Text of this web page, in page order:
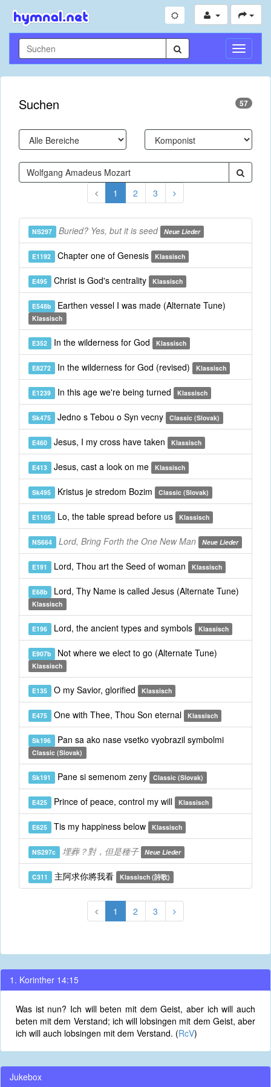
Suchen 57
1 2 3
NS297 Buried? Yes, but it is seed Neue Lieder
E1192 Chapter one of Genesis Klassisch
E495 Christ is God's centrality Klassisch
E548b Earthen vessel I was made (Alternate Tune)
Klassisch
E352 In the wilderness for God Klassisch
E8272 In the wilderness for God (revised) Klassisch
E1239 In this age we're being turned Klassisch
Sk475 Jedno s Tebou o Syn vecny Classic (Slovak)
E460 Jesus, I my cross have taken Klassisch
E413 Jesus, cast a look on me Klassisch
Sk495 Kristus je stredom Bozim Classic (Slovak)
E1105 Lo, the table spread before us Klassisch
NS664 Lord, Bring Forth the One New Man Neue Lieder
E191 Lord, Thou art the Seed of woman Klassisch
E68b Lord, Thy Name is called Jesus (Alternate Tune)
Klassisch
E196 Lord, the ancient types and symbols Klassisch
E907b Not where we elect to go (Alternate Tune)
Klassisch
E135 O my Savior, glorified Klassisch
E475 One with Thee, Thou Son eternal Klassisch
Sk196 Pan sa ako nase vsetko vyobrazil symbolmi
Classic (Slovak)
Sk191 Pane si semenom zeny Classic (Slovak)
E425 Prince of peace, control my will Klassisch
E625 Tis my happiness below Klassisch
NS297c 埋葬？對，但是種子 Neue Lieder
C311 主阿求你將我看 Klassisch (詩歌)
1 2 3
1. Korinther 14:15
Was ist nun? Ich will beten mit dem Geist, aber ich will auch
beten mit dem Verstand; ich will lobsingen mit dem Geist, aber
ich will auch lobsingen mit dem Verstand. (RcV)
Jukebox